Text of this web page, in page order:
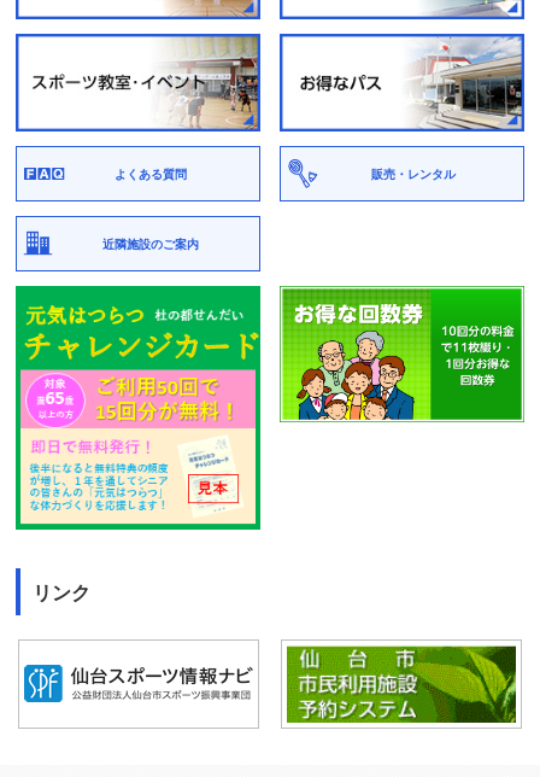
よくある質問 販売・レンタル
近隣施設のご案内
リンク